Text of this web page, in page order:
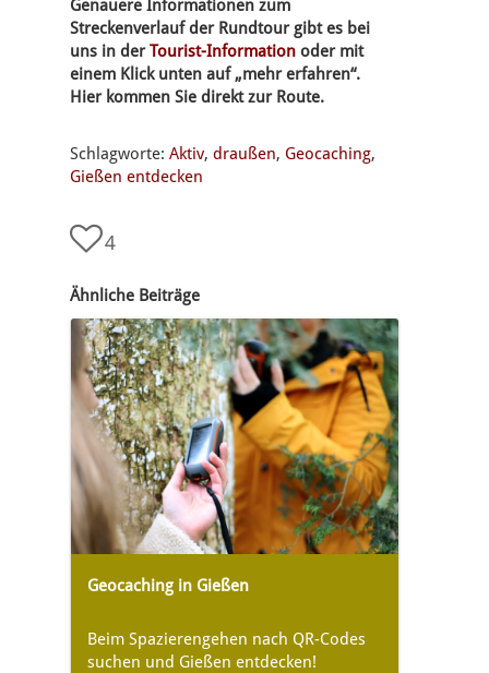
Genauere Informationen zum
Streckenverlauf der Rundtour gibt es bei
uns in derTourist-Information oder mit
einem Klick unten auf „mehr erfahren“.
Hier kommen Sie direkt zur Route.
Schlagworte: Aktiv, draußen, Geocaching,
Gießen entdecken
4
Ähnliche Beiträge
Geocaching in Gießen
Beim Spazierengehen nach QR-Codes
suchen und Gießen entdecken!